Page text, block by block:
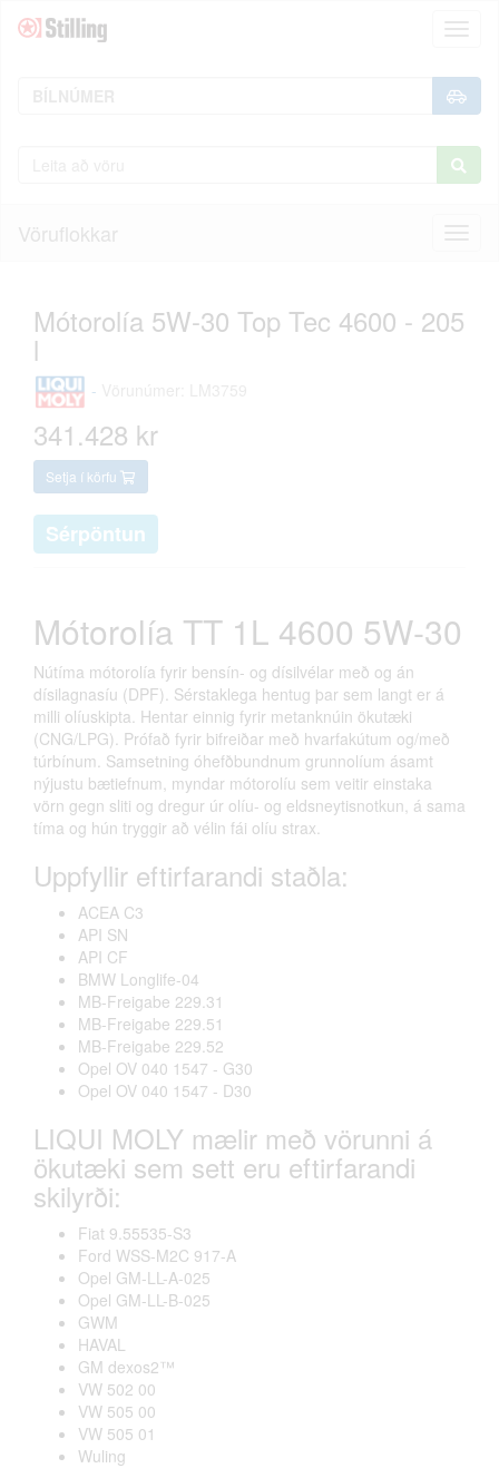
Vöruflokkar
Mótorolía 5W-30 Top Tec 4600 - 205
l
-
341.428 kr
Setja í körfu
Sérpöntun
Mótorolía TT 1L 4600 5W-30
Nútíma mótorolía fyrir bensín- og dísilvélar með og án
dísilagnasíu (DPF). Sérstaklega hentug þar sem langt er á
milli olíuskipta. Hentar einnig fyrir metanknúin ökutæki
(CNG/LPG). Prófað fyrir bifreiðar með hvarfakútum og/með
túrbínum. Samsetning óhefðbundnum grunnolíum ásamt
nýjustu bætiefnum, myndar mótorolíu sem veitir einstaka
vörn gegn sliti og dregur úr olíu- og eldsneytisnotkun, á sama
tíma og hún tryggir að vélin fái olíu strax.
Uppfyllir eftirfarandi staðla:
ACEA C3
API SN
API CF
BMW Longlife-04
MB-Freigabe 229.31
MB-Freigabe 229.51
MB-Freigabe 229.52
Opel OV 040 1547 - G30
Opel OV 040 1547 - D30
LIQUI MOLY mælir með vörunni á
ökutæki sem sett eru eftirfarandi
skilyrði:
Fiat 9.55535-S3
Ford WSS-M2C 917-A
Opel GM-LL-A-025
Opel GM-LL-B-025
GWM
HAVAL
GM dexos2™
VW 502 00
VW 505 00
VW 505 01
Wuling